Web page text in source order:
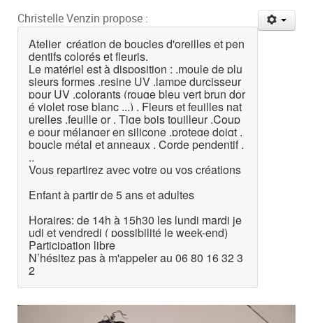
Christelle Venzin propose :
Atelier création de boucles d'oreilles et pen
dentifs colorés et fleuris.
Le matériel est à disposition : .moule de plu
sieurs formes .resine UV .lampe durcisseur
pour UV .colorants (rouge bleu vert brun dor
é violet rose blanc ...) . Fleurs et feuilles nat
urelles .feuille or . Tige bois touilleur .Coup
e pour mélanger en silicone .protege doigt .
boucle métal et anneaux . Corde pendentif .
..
Vous repartirez avec votre ou vos créations
Enfant à partir de 5 ans et adultes
Horaires: de 14h à 15h30 les lundi mardi je
udi et vendredi ( possibilité le week-end)
Participation libre
N’hésitez pas à m'appeler au 06 80 16 32 3
2